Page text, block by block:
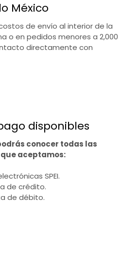
México
de envío al interior de la
o en pedidos menores a 2,000
directamente con
disponibles
conocer todas las
aceptamos:
SPEI.
de crédito.
de débito.